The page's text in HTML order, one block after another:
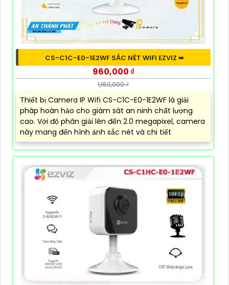
CS-C1C-E0-1E2WF SẮC NÉT WIFI EZVIZ ➠
960,000 ₫
1,160,000 ₫
Thiết bị Camera IP Wifi CS-C1C-E0-1E2WF là giải
pháp hoàn hảo cho giám sát an ninh chất lượng
cao. Với độ phân giải lên đến 2.0 megapixel, camera
này mang đến hình ảnh sắc nét và chi tiết